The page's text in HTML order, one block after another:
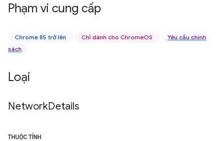
Phạm vi cung cấp
Chrome 85 trở lên Chỉ dành cho ChromeOS
Yêu cầu chính
sách
Loại
NetworkDetails
THUỘC TÍNH